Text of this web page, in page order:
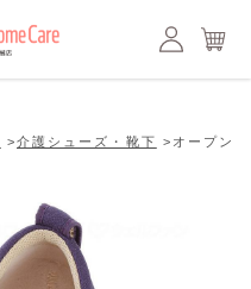
>介護シューズ・靴下 > オープン